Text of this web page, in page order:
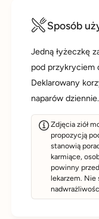
Sposób
Jedną łyżeczkę
pod przykryciem
Deklarowany
naparów dziennie.
Zdjęcia ziół
propozycją
stanowią
karmiące,
powinny
lekarzem. Nie